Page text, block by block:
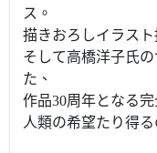
ス。
描きおろしイラス
そして高橋洋子氏
た、
作品30周年となる
人類の希望たり得る